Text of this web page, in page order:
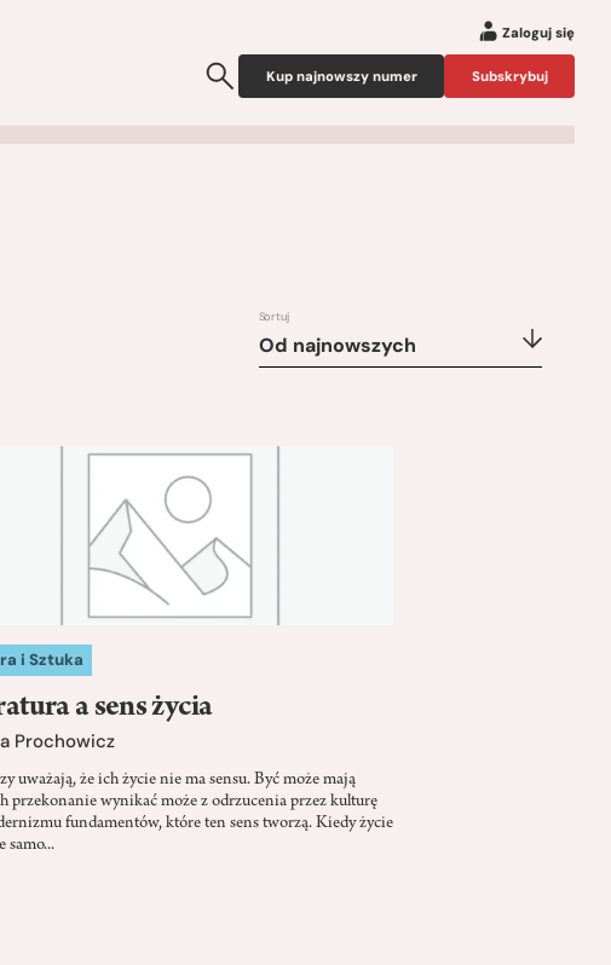
Zaloguj się
Kup najnowszy numer Subskrybuj
Sortuj
Od najnowszych
i Sztuka
a sens życia
Prochowicz
uważają, że ich życie nie ma sensu. Być może mają
przekonanie wynikać może z odrzucenia przez kulturę
fundamentów, które ten sens tworzą. Kiedy życie
samo...